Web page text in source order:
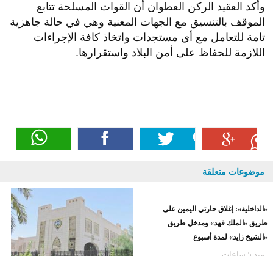
وأكد العقيد الركن العطوان أن القوات المسلحة تتابع
الموقف بالتنسيق مع الجهات المعنية وهي في حالة جاهزية
تامة للتعامل مع أي مستجدات واتخاذ كافة الإجراءات
اللازمة للحفاظ على أمن البلاد واستقرارها.
موضوعات متعلقة